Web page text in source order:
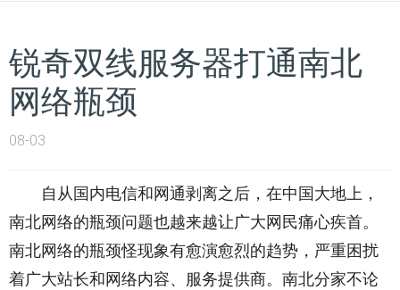
锐奇双线服务器打通南北
网络瓶颈
08-03
自从国内电信和网通剥离之后，在中国大地上，
南北网络的瓶颈问题也越来越让广大网民痛心疾首。
南北网络的瓶颈怪现象有愈演愈烈的趋势，严重困扰
着广大站长和网络内容、服务提供商。南北分家不论